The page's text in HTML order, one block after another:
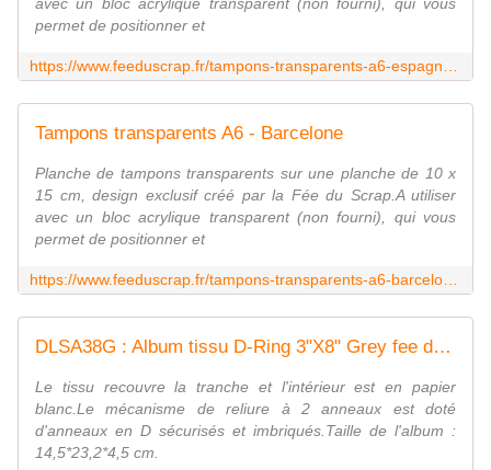
permet de positionner et
Tampons transparents A6 - Barcelone
Planche de tampons transparents sur une planche de 10 x
15 cm, design exclusif créé par la Fée du Scrap.A utiliser
avec un bloc acrylique transparent (non fourni), qui vous
permet de positionner et
DLSA38G : Album tissu D-Ring 3"X8" Grey fee du scrap
Le tissu recouvre la tranche et l'intérieur est en papier
blanc.Le mécanisme de reliure à 2 anneaux est doté
d'anneaux en D sécurisés et imbriqués.Taille de l'album :
14,5*23,2*4,5 cm.